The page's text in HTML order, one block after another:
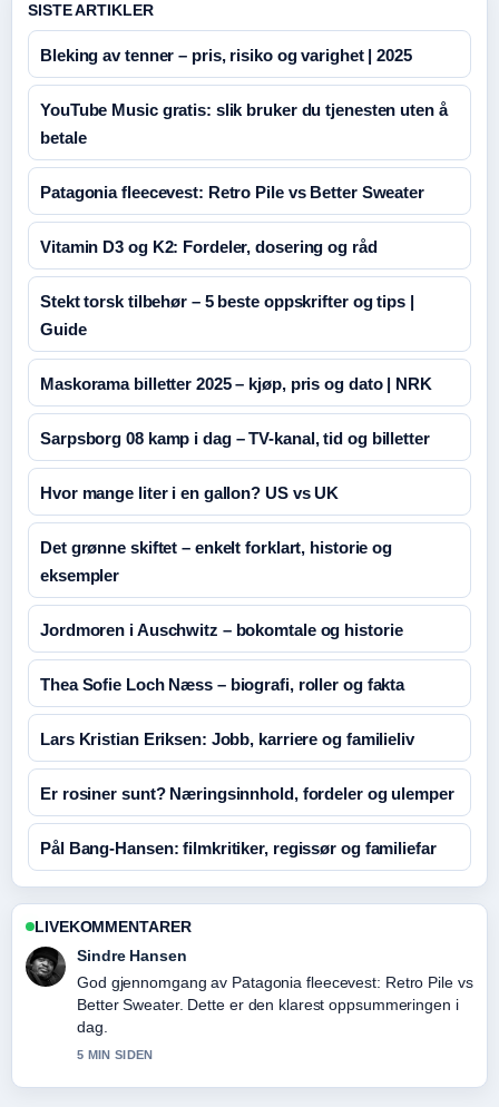
SISTE ARTIKLER
Bleking av tenner – pris, risiko og varighet | 2025
YouTube Music gratis: slik bruker du tjenesten uten å
betale
Patagonia fleecevest: Retro Pile vs Better Sweater
Vitamin D3 og K2: Fordeler, dosering og råd
Stekt torsk tilbehør – 5 beste oppskrifter og tips |
Guide
Maskorama billetter 2025 – kjøp, pris og dato | NRK
Sarpsborg 08 kamp i dag – TV-kanal, tid og billetter
Hvor mange liter i en gallon? US vs UK
Det grønne skiftet – enkelt forklart, historie og
eksempler
Jordmoren i Auschwitz – bokomtale og historie
Thea Sofie Loch Næss – biografi, roller og fakta
Lars Kristian Eriksen: Jobb, karriere og familieliv
Er rosiner sunt? Næringsinnhold, fordeler og ulemper
Pål Bang-Hansen: filmkritiker, regissør og familiefar
LIVEKOMMENTARER
Sindre Hansen
God gjennomgang av Patagonia fleecevest: Retro Pile vs
Better Sweater. Dette er den klarest oppsummeringen i
dag.
5 MIN SIDEN